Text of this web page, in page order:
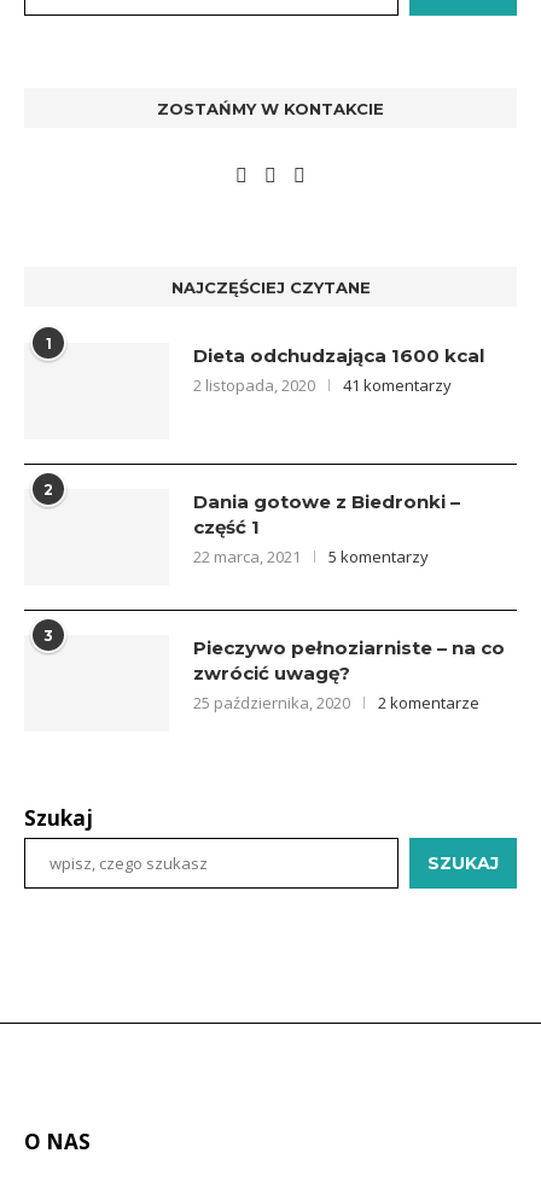
ZOSTAŃMY W KONTAKCIE
NAJCZĘŚCIEJ CZYTANE
1
Dieta odchudzająca 1600 kcal
2 listopada, 2020 41 komentarzy
2
Dania gotowe z Biedronki –
część 1
22 marca, 2021 5 komentarzy
3
Pieczywo pełnoziarniste – na co
zwrócić uwagę?
25 października, 2020 2 komentarze
Szukaj
SZUKAJ
O NAS